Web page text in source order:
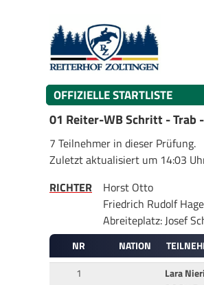
OFFIZIELLE STARTLISTE
01 Reiter-WB Schritt - Trab
7 Teilnehmer in dieser Prüfung.
Zuletzt aktualisiert um 14:03
RICHTER
Horst Otto
Friedrich Rudolf
Abreiteplatz: Josef
NR NATION
1
Lara